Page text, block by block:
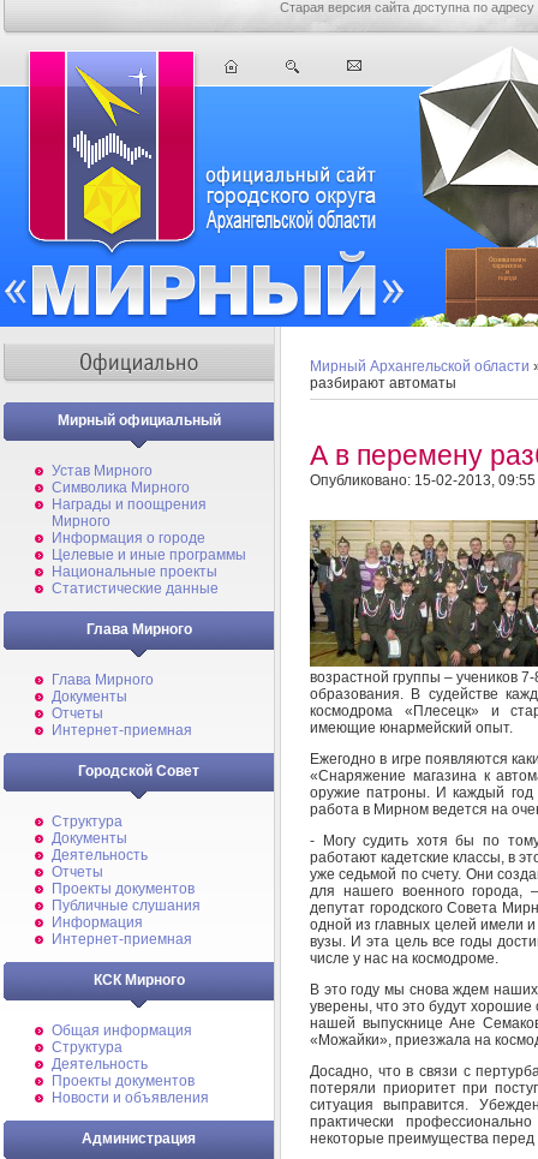
Старая версия сайта доступна по адресу
Мирный официальный
Устав Мирного
Символика Мирного
Награды и поощрения
Мирного
Информация о городе
Целевые и иные программы
Национальные проекты
Статистические данные
Глава Мирного
Глава Мирного
Документы
Отчеты
Интернет-приемная
Городской Совет
Структура
Документы
Деятельность
Отчеты
Проекты документов
Публичные слушания
Информация
Интернет-приемная
КСК Мирного
Общая информация
Структура
Деятельность
Проекты документов
Новости и объявления
Администрация
Мирный Архангельской области
разбирают автоматы
А в перемену
Опубликовано: 15-02-2013, 09:55
возрастной группы – учеников
образования. В судействе
космодрома «Плесецк» и
имеющие юнармейский опыт.
Ежегодно в игре появляются
«Снаряжение магазина к
оружие патроны. И каждый год
работа в Мирном ведется на
- Могу судить хотя бы по
работают кадетские классы, в
уже седьмой по счету. Они
для нашего военного
депутат городского Совета
одной из главных целей имели
вузы. И эта цель все годы
числе у нас на космодроме.
В это году мы снова ждем
уверены, что это будут
нашей выпускнице Ане
«Можайки», приезжала на
Досадно, что в связи с
потеряли приоритет при
ситуация выправится.
практически
некоторые преимущества